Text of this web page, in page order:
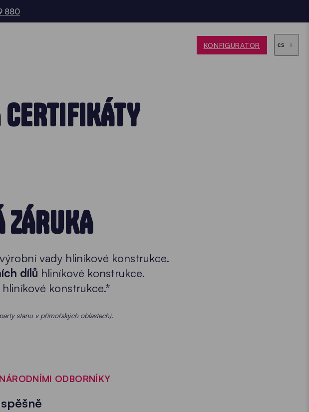
880
KONFIGURATOR cs
ZÁRUKA
vady hliníkové konstrukce.
dílů hliníkové konstrukce.
hliníkové konstrukce.*
stanu v přímořských oblastech).
ODBORNÍKY